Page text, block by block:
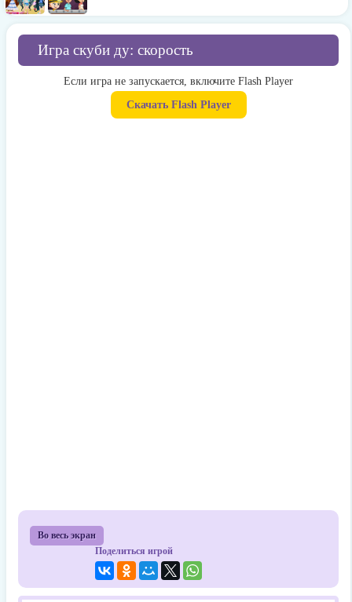
Игра скуби ду: скорость
Если игра не запускается, включите Flash Player
Скачать Flash Player
Во весь экран
Поделиться игрой